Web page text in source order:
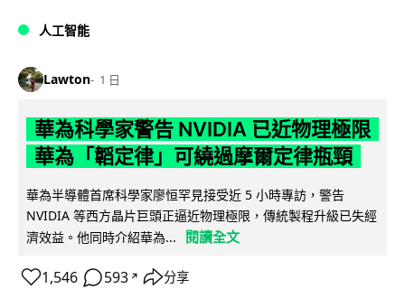
人工智能
Lawton 1 日
華為科學家警告 NVIDIA 已近物理極限
華為「韜定律」可繞過摩爾定律瓶頸
華為半導體首席科學家廖恒罕見接受近 5 小時專訪，警告
NVIDIA 等西方晶片巨頭正逼近物理極限，傳統製程升級已失經
濟效益。他同時介紹華為...
閱讀全文
1,546 593 ↗ 分享